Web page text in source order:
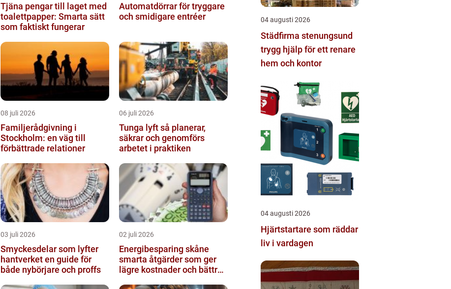
Tjäna pengar till laget med
toalettpapper: Smarta sätt
som faktiskt fungerar
Automatdörrar för tryggare
och smidigare entréer
08 juli 2026
Familjerådgivning i
Stockholm: en väg till
förbättrade relationer
06 juli 2026
Tunga lyft så planerar,
säkrar och genomförs
arbetet i praktiken
03 juli 2026
Smyckesdelar som lyfter
hantverket en guide för
både nybörjare och proffs
02 juli 2026
Energibesparing skåne
smarta åtgärder som ger
lägre kostnader och bättre
04 augusti 2026
Städfirma stenungsund
trygg hjälp för ett renare
hem och kontor
04 augusti 2026
Hjärtstartare som räddar
liv i vardagen